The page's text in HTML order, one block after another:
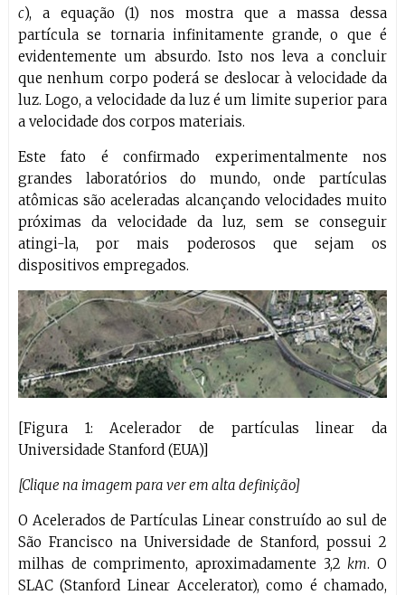
c), a equação (1) nos mostra que a massa dessa
partícula se tornaria infinitamente grande, o que é
evidentemente um absurdo. Isto nos leva a concluir
que nenhum corpo poderá se deslocar à velocidade da
luz. Logo, a velocidade da luz é um limite superior para
a velocidade dos corpos materiais.
Este fato é confirmado experimentalmente nos
grandes laboratórios do mundo, onde partículas
atômicas são aceleradas alcançando velocidades muito
próximas da velocidade da luz, sem se conseguir
atingi-la, por mais poderosos que sejam os
dispositivos empregados.
[Figura 1: Acelerador de partículas linear da
Universidade Stanford (EUA)]
[Clique na imagem para ver em alta definição]
O Acelerados de Partículas Linear construído ao sul de
São Francisco na Universidade de Stanford, possui 2
milhas de comprimento, aproximadamente 3,2km. O
SLAC (Stanford Linear Accelerator), como é chamado,